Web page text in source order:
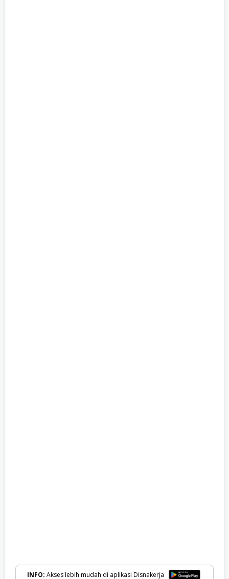
INFO: Akses lebih mudah di aplikasi Disnakerja